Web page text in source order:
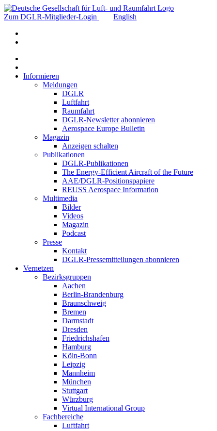
Zum DGLR-Mitglieder-Login English
Informieren
Meldungen
DGLR
Luftfahrt
Raumfahrt
DGLR-Newsletter abonnieren
Aerospace Europe Bulletin
Magazin
Anzeigen schalten
Publikationen
DGLR-Publikationen
The Energy-Efficient Aircraft of the Future
AAE/DGLR-Positionspapiere
REUSS Aerospace Information
Multimedia
Bilder
Videos
Magazin
Podcast
Presse
Kontakt
DGLR-Pressemitteilungen abonnieren
Vernetzen
Bezirksgruppen
Aachen
Berlin-Brandenburg
Braunschweig
Bremen
Darmstadt
Dresden
Friedrichshafen
Hamburg
Köln-Bonn
Leipzig
Mannheim
München
Stuttgart
Würzburg
Virtual International Group
Fachbereiche
Luftfahrt